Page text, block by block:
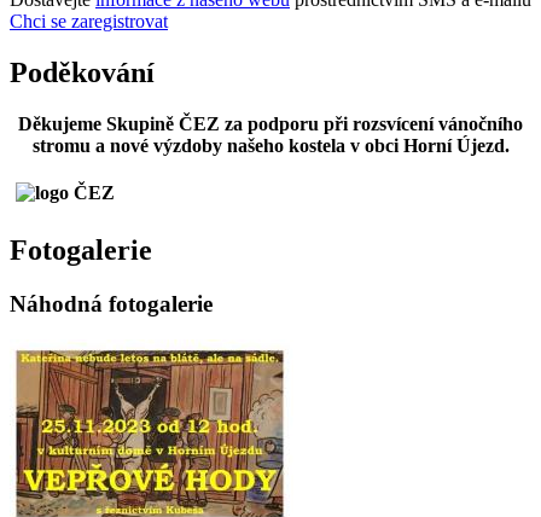
Chci se zaregistrovat
Poděkování
Děkujeme Skupině ČEZ za podporu při rozsvícení vánočního
stromu a nové výzdoby našeho kostela v obci Horní Újezd.
Fotogalerie
Náhodná fotogalerie